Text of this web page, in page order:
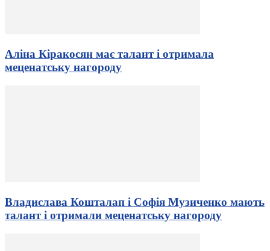
Аліна Кіракосян має талант і отримала
меценатську нагороду
Владислава Кошталап і Софія Музиченко мають
талант і отримали меценатську нагороду